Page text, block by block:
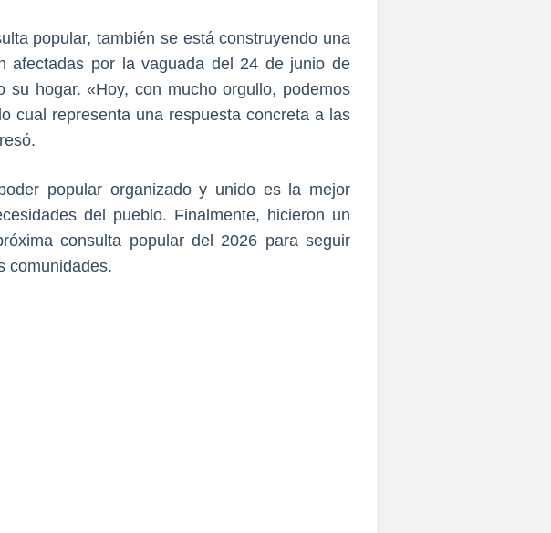
popular, también se está construyendo una
afectadas por la vaguada del 24 de junio de
hogar. «Hoy, con mucho orgullo, podemos
cual representa una respuesta concreta a las
popular organizado y unido es la mejor
del pueblo. Finalmente, hicieron un
consulta popular del 2026 para seguir
comunidades.